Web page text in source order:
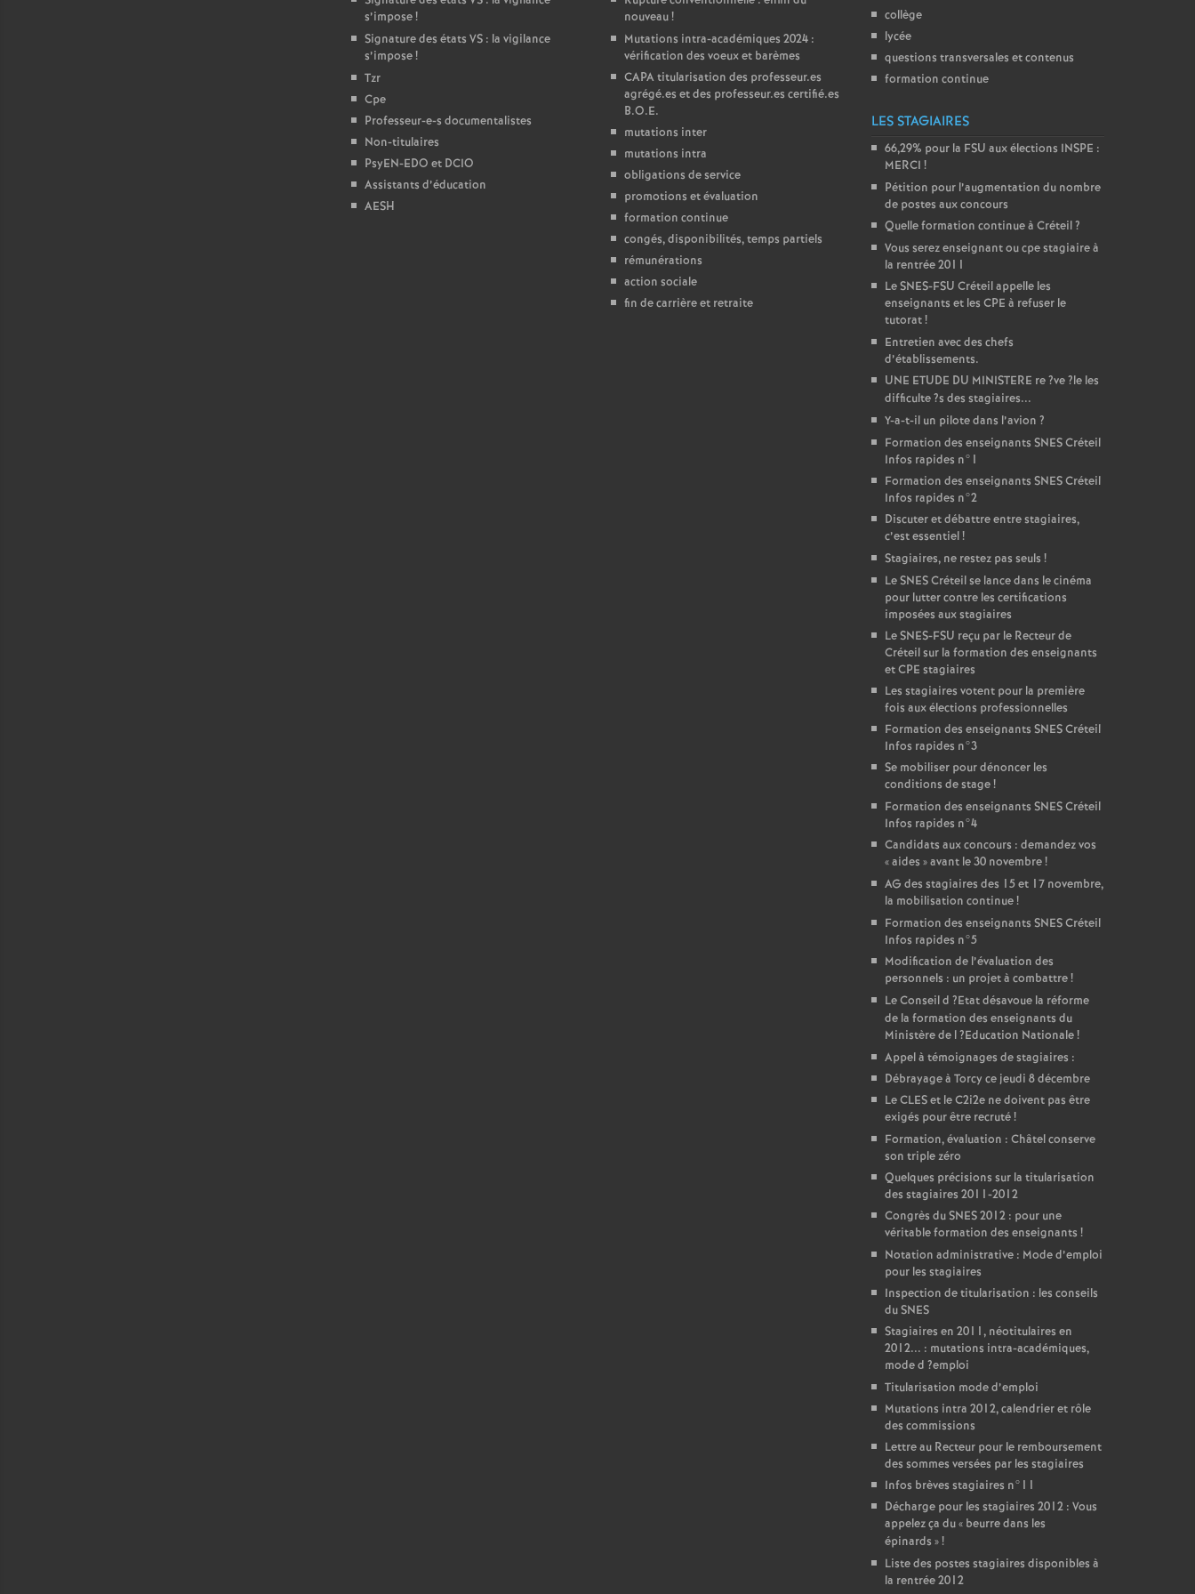
e
c
o
n
d
s’impose!
Signature des états VS: la vigilance
s’impose!
Tzr
Cpe
Professeur-e-s documentalistes
Non-titulaires
PsyEN-EDO et DCIO
Assistants d’éducation
AESH
nouveau!
Mutations intra-académiques 2024 :
vérification des voeux et barèmes
CAPAtitularisation des professeur.es
agrégé.es et des professeur.es certifié.es
B.O.E.
mutations inter
mutations intra
obligations de service
promotions et évaluation
formation continue
congés, disponibilités, temps partiels
rémunérations
action sociale
fin de carrière et retraite
collège
lycée
questions transversales et contenus
formation continue
LES STAGIAIRES
66,29% pour la FSU aux élections INSPE :
MERCI !
Pétition pour l’augmentation du nombre
de postes aux concours
Quelle formation continue à Créteil?
Vous serez enseignant ou cpe stagiaire à
la rentrée 2011
LeSNES-FSU Créteil appelle les
enseignants et les CPE à refuser le
tutorat!
Entretien avec des chefs
d’établissements.
UNE ETUDE DU MINISTERE re?ve?le les
difficulte?s des stagiaires...
Y-a-t-il un pilote dans l’avion ?
Formation des enseignants SNESCréteil
Infos rapides n°1
Formation des enseignants SNESCréteil
Infos rapides n°2
Discuter et débattre entre stagiaires,
c’est essentiel!
Stagiaires, ne restez pas seuls !
LeSNESCréteil se lance dans le cinéma
pour lutter contre les certifications
imposées aux stagiaires
LeSNES-FSU reçu par le Recteur de
Créteil sur la formation des enseignants
etCPE stagiaires
Les stagiaires votent pour la première
fois aux élections professionnelles
Formation des enseignants SNESCréteil
Infos rapides n°3
Se mobiliser pour dénoncer les
conditions de stage!
Formation des enseignants SNESCréteil
Infos rapides n°4
Candidats aux concours : demandez vos
«aides » avant le 30 novembre!
AG des stagiaires des 15 et 17 novembre,
la mobilisation continue!
Formation des enseignants SNESCréteil
Infos rapides n°5
Modification de l’évaluation des
personnels : un projet à combattre!
Le Conseil d ?Etat désavoue la réforme
de la formation des enseignants du
Ministère de l?Education Nationale!
Appel à témoignages de stagiaires :
Débrayage à Torcy ce jeudi 8 décembre
LeCLESet le C2i2e ne doivent pas être
exigés pour être recruté!
Formation, évaluation : Châtel conserve
son triple zéro
Quelques précisions sur la titularisation
des stagiaires 2011-2012
Congrès duSNES2012 : pour une
véritable formation des enseignants !
Notation administrative : Mode d’emploi
pour les stagiaires
Inspection de titularisation : les conseils
duSNES
Stagiaires en 2011, néotitulaires en
2012... : mutations intra-académiques,
mode d ?emploi
Titularisation mode d’emploi
Mutations intra 2012, calendrier et rôle
des commissions
Lettre au Recteur pour le remboursement
des sommes versées par les stagiaires
Infos brèves stagiaires n°11
Décharge pour les stagiaires 2012 : Vous
appelez ça du « beurre dans les
épinards »!
Liste des postes stagiaires disponibles à
la rentrée 2012